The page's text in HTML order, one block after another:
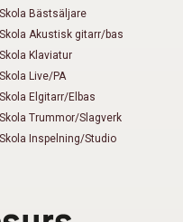
Skola Bästsäljare
Skola Akustisk gitarr/bas
Skola Klaviatur
Skola Live/PA
Skola Elgitarr/Elbas
Skola Trummor/Slagverk
Skola Inspelning/Studio